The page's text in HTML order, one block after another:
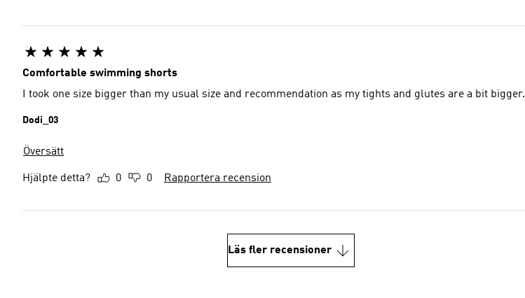
Comfortable swimming shorts
I took one size bigger than my usual size and recommendation as my tights and glutes are a bit bigger.
Dodi_03
Översätt
Hjälpte detta? 0 0 Rapportera recension
Läs fler recensioner